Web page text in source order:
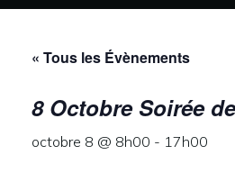
« Tous les Évènements
8 Octobre Soirée
octobre 8 @ 8h00 - 17h00